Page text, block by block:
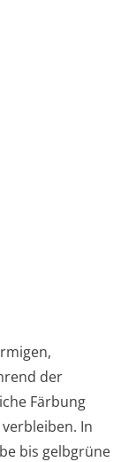
der
Färbung
In
bis gelbgrüne